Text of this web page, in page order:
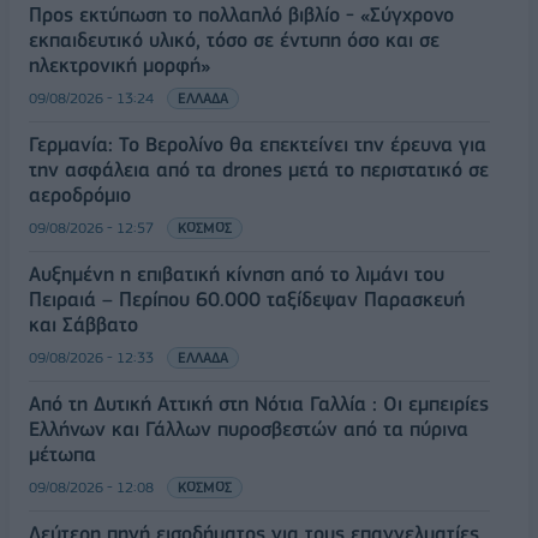
Προς εκτύπωση το πολλαπλό βιβλίο - «Σύγχρονο
εκπαιδευτικό υλικό, τόσο σε έντυπη όσο και σε
ηλεκτρονική μορφή»
09/08/2026 - 13:24 ΕΛΛΑΔΑ
Γερμανία: Το Βερολίνο θα επεκτείνει την έρευνα για
την ασφάλεια από τα drones μετά το περιστατικό σε
αεροδρόμιο
09/08/2026 - 12:57 ΚΟΣΜΟΣ
Αυξημένη η επιβατική κίνηση από το λιμάνι του
Πειραιά – Περίπου 60.000 ταξίδεψαν Παρασκευή
και Σάββατο
09/08/2026 - 12:33 ΕΛΛΑΔΑ
Από τη Δυτική Αττική στη Νότια Γαλλία : Οι εμπειρίες
Ελλήνων και Γάλλων πυροσβεστών από τα πύρινα
μέτωπα
09/08/2026 - 12:08 ΚΟΣΜΟΣ
Δεύτερη πηγή εισοδήματος για τους επαγγελματίες